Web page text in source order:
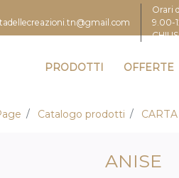
Orari
9.00-
PRODOTTI OFFERTE
Catalogo prodotti
ANISE